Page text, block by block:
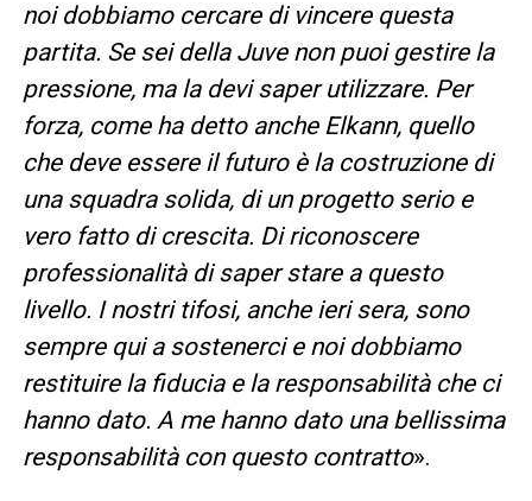
noi dobbiamo cercare di vincere questa
partita. Se sei della Juve non puoi gestire la
pressione, ma la devi saper utilizzare. Per
forza, come ha detto anche Elkann, quello
che deve essere il futuro è la costruzione di
una squadra solida, di un progetto serio e
vero fatto di crescita. Di riconoscere
professionalità di saper stare a questo
livello. I nostri tifosi, anche ieri sera, sono
sempre qui a sostenerci e noi dobbiamo
restituire la fiducia e la responsabilità che ci
hanno dato. A me hanno dato una bellissima
responsabilità con questo contratto».